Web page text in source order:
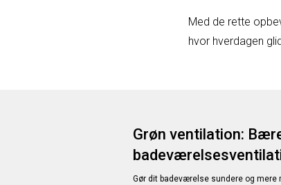
Med de rette
hvor hverdagen
Grøn ventilation:
Gør dit badeværelse sundere og